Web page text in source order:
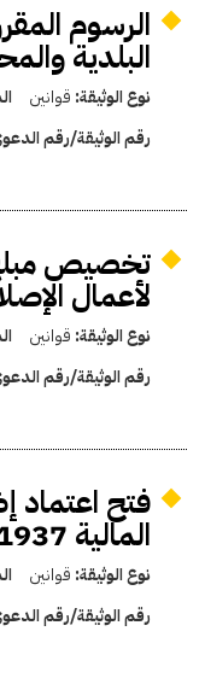
الرسوم
البلدية
نوع الوثيقة: قوانين
رقم الوثيقة/رقم
تخصيص مبلغ
لأعمال
نوع الوثيقة: قوانين
رقم الوثيقة/رقم
فتح اعتماد
المالية 1937 - 1938
نوع الوثيقة: قوانين
رقم الوثيقة/رقم